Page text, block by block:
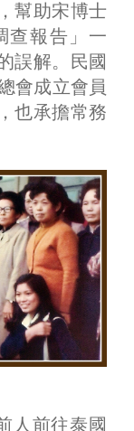
幫助宋博士
查報告」一
誤解。民國
會成立會員
也承擔常務
人前往泰國